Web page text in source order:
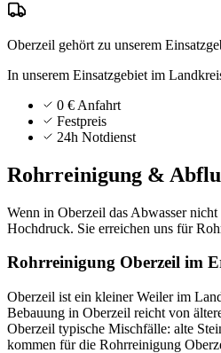
Oberzeil gehört zu unserem
In unserem Einsatzgebiet im
0 € Anfahrt
Festpreis
24h Notdienst
Rohrreinigung &
Wenn in Oberzeil das Abwasser
Hochdruck. Sie erreichen uns für
Rohrreinigung Oberzeil im
Oberzeil ist ein kleiner Weiler im
Bebauung in Oberzeil reicht von
Oberzeil typische Mischfälle: alte
kommen für die Rohrreinigung